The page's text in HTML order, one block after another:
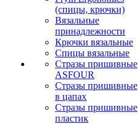
(спицы, крючки)
Вязальные
принадлежности
Крючки вязальные
Спицы вязальные
Стразы пришивные
ASFOUR
Стразы пришивные
в цапах
Стразы пришивные
пластик